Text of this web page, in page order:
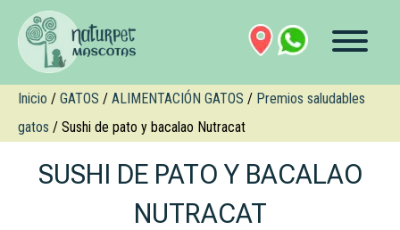
Inicio / GATOS / ALIMENTACIÓN GATOS / Premios saludables
gatos / Sushi de pato y bacalao Nutracat
SUSHI DE PATO Y BACALAO
NUTRACAT